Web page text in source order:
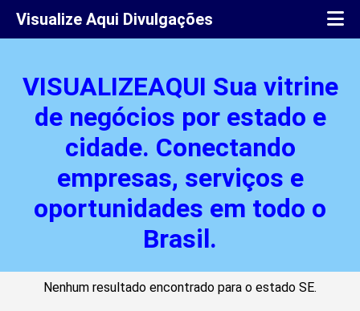
Visualize Aqui Divulgações
VISUALIZEAQUI Sua vitrine
de negócios por estado e
cidade. Conectando
empresas, serviços e
oportunidades em todo o
Brasil.
Nenhum resultado encontrado para o estado SE.